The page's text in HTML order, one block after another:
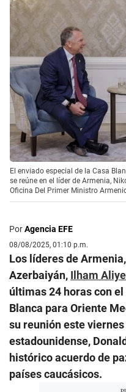
El enviado especial de la Casa
se reúne en el líder de Armenia,
Oficina Del Primer Ministro
PorAgencia EFE
08/08/2025, 01:10 p.m.
Los líderes de Armenia,
Azerbaiyán, Ilham
últimas 24 horas con
Blanca para Oriente
su reunión este
estadounidense,
histórico acuerdo de
países caucásicos.